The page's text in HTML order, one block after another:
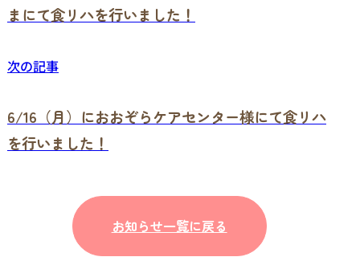
まにて食リハを行いました！
次の記事
6/16（月）におおぞらケアセンター様にて食リハ
を行いました！
お知らせ一覧に戻る